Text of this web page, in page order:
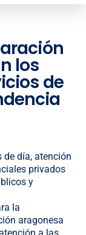
los
de
de día, atención
privados
y
la
aragonesa